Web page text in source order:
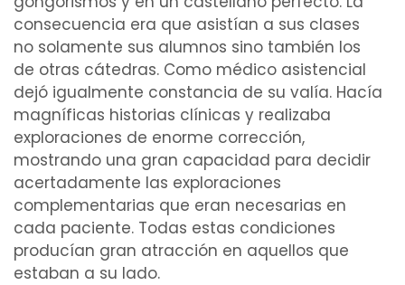
consecuencia era que asistían a sus clases
no solamente sus alumnos sino también los
de otras cátedras. Como médico asistencial
dejó igualmente constancia de su valía. Hacía
magníficas historias clínicas y realizaba
exploraciones de enorme corrección,
mostrando una gran capacidad para decidir
acertadamente las exploraciones
complementarias que eran necesarias en
cada paciente. Todas estas condiciones
producían gran atracción en aquellos que
estaban a su lado.